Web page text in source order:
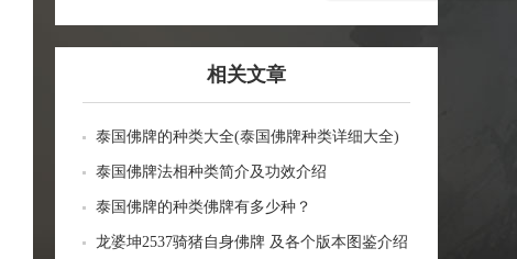
相关文章
泰国佛牌的种类大全(泰国佛牌种类详细大全)
泰国佛牌法相种类简介及功效介绍
泰国佛牌的种类佛牌有多少种？
龙婆坤2537骑猪自身佛牌 及各个版本图鉴介绍